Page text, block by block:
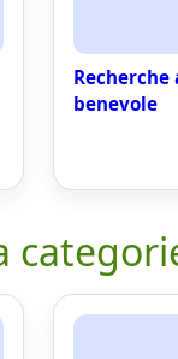
Recherche
benevole